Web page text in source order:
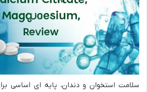
سلامت استخوان و دندان، پایه ای اساسی